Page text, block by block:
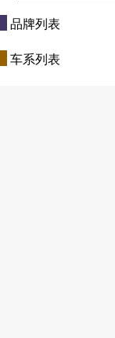
品牌列表
车系列表